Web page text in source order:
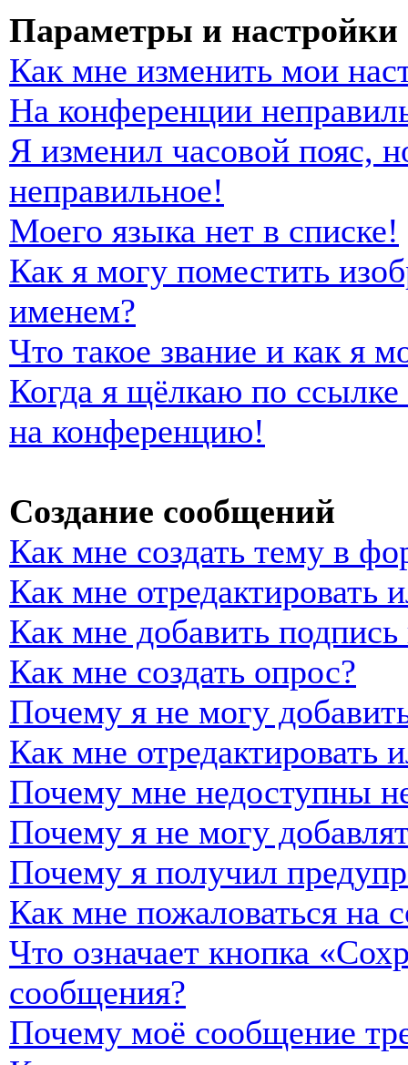
Параметры и настройки
Как мне изменить мои
На конференции
Я изменил часовой пояс,
неправильное!
Моего языка нет в списке!
Как я могу поместить
именем?
Что такое звание и как я
Когда я щёлкаю по
на конференцию!
Создание сообщений
Как мне создать тему в
Как мне отредактировать
Как мне добавить
Как мне создать опрос?
Почему я не могу
Как мне отредактировать
Почему мне недоступны
Почему я не могу
Почему я получил
Как мне пожаловаться на
Что означает кнопка
сообщения?
Почему моё сообщение